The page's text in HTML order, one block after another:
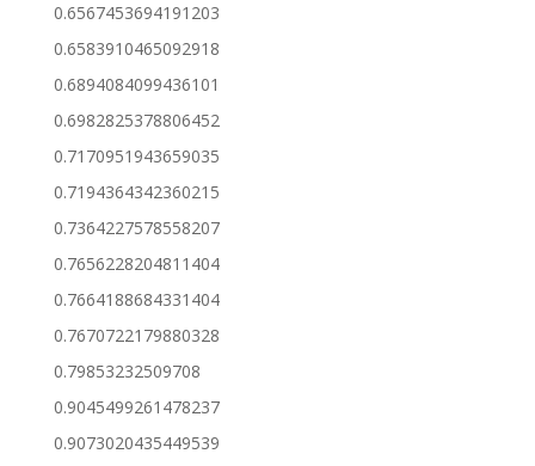
0.6567453694191203
0.6583910465092918
0.6894084099436101
0.6982825378806452
0.7170951943659035
0.7194364342360215
0.7364227578558207
0.7656228204811404
0.7664188684331404
0.7670722179880328
0.79853232509708
0.9045499261478237
0.9073020435449539